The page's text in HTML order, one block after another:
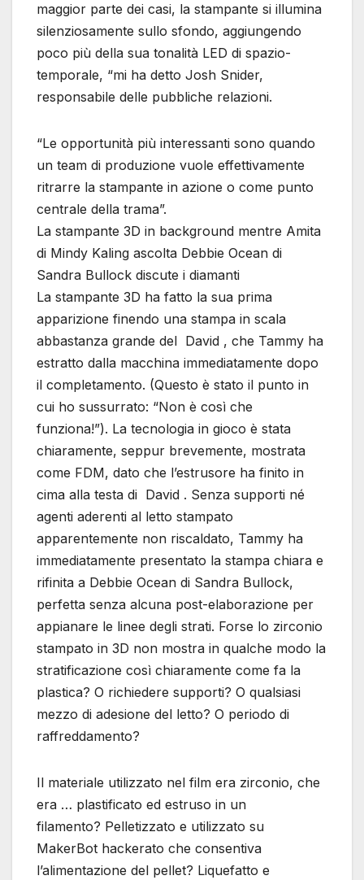
maggior parte dei casi, la stampante si illumina
silenziosamente sullo sfondo, aggiungendo
poco più della sua tonalità LED di spazio-
temporale, “mi ha detto Josh Snider,
responsabile delle pubbliche relazioni.
“Le opportunità più interessanti sono quando
un team di produzione vuole effettivamente
ritrarre la stampante in azione o come punto
centrale della trama”.
La stampante 3D in background mentre Amita
di Mindy Kaling ascolta Debbie Ocean di
Sandra Bullock discute i diamanti
La stampante 3D ha fatto la sua prima
apparizione finendo una stampa in scala
abbastanza grande del David , che Tammy ha
estratto dalla macchina immediatamente dopo
il completamento. (Questo è stato il punto in
cui ho sussurrato: “Non è così che
funziona!”). La tecnologia in gioco è stata
chiaramente, seppur brevemente, mostrata
come FDM, dato che l’estrusore ha finito in
cima alla testa di David . Senza supporti né
agenti aderenti al letto stampato
apparentemente non riscaldato, Tammy ha
immediatamente presentato la stampa chiara e
rifinita a Debbie Ocean di Sandra Bullock,
perfetta senza alcuna post-elaborazione per
appianare le linee degli strati. Forse lo zirconio
stampato in 3D non mostra in qualche modo la
stratificazione così chiaramente come fa la
plastica? O richiedere supporti? O qualsiasi
mezzo di adesione del letto? O periodo di
raffreddamento?
Il materiale utilizzato nel film era zirconio, che
era … plastificato ed estruso in un
filamento? Pelletizzato e utilizzato su
MakerBot hackerato che consentiva
l’alimentazione del pellet? Liquefatto e